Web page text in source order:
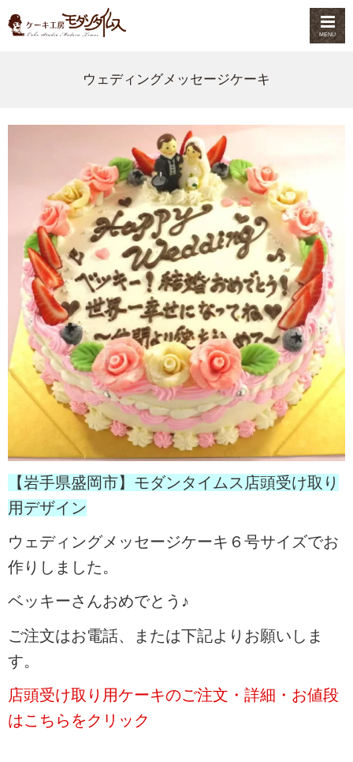
MENU
ウェディングメッセージケーキ
【岩手県盛岡市】モダンタイムス店頭受け取り
用デザイン
ウェディングメッセージケーキ６号サイズでお
作りしました。
ベッキーさんおめでとう♪
ご注文はお電話、または下記よりお願いしま
す。
店頭受け取り用ケーキのご注文・詳細・お値段
はこちらをクリック